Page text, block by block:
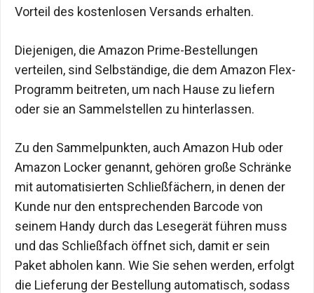
Vorteil des kostenlosen Versands erhalten.
Diejenigen, die Amazon Prime-Bestellungen
verteilen, sind Selbständige, die dem Amazon Flex-
Programm beitreten, um nach Hause zu liefern
oder sie an Sammelstellen zu hinterlassen.
Zu den Sammelpunkten, auch Amazon Hub oder
Amazon Locker genannt, gehören große Schränke
mit automatisierten Schließfächern, in denen der
Kunde nur den entsprechenden Barcode von
seinem Handy durch das Lesegerät führen muss
und das Schließfach öffnet sich, damit er sein
Paket abholen kann. Wie Sie sehen werden, erfolgt
die Lieferung der Bestellung automatisch, sodass